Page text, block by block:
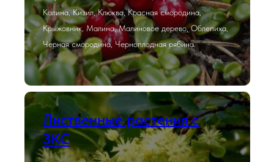
Калина, Кизил, Клюква, Красная смородина,
Крыжовник, Малина, Малиновое дерево, Облепиха,
Черная смородина, Черноплодная рябина.
Лиственные растения с
ЗКС